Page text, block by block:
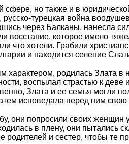
но также и в
турецкая война
через Балканы, нанесла
восстание, которое имело
что хотели. Грабили
и находится селение
родилась Злата в
воспылал страстью к
Злата и ее семья могли
исповедала перед ним
они попросили своих
в плену, они пытались
родителей и сестер, чтобы те